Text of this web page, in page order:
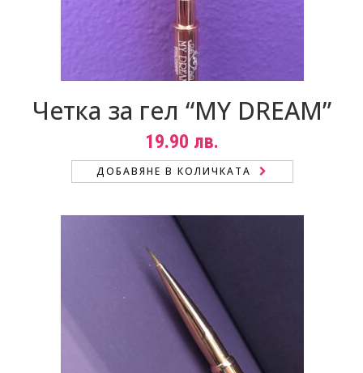
Четка за гел “MY DREAM”
19.90 лв.
ДОБАВЯНЕ В КОЛИЧКАТА